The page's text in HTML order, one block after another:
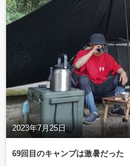
2023年7月25日
69回目のキャンプは激暑だった